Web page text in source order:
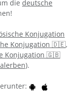
die deutsche
Konjugation
Konjugation 🇩🇪,
Konjugation 🇬🇧
).